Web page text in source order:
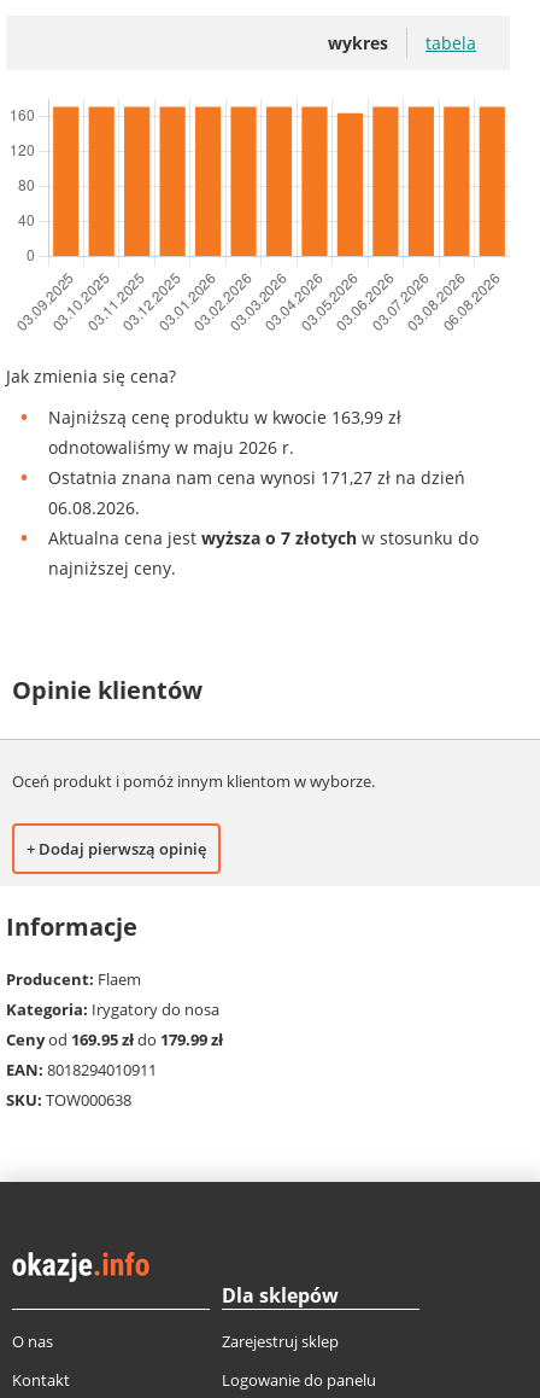
wykres tabela
Jak zmienia się cena?
Najniższą cenę produktu w kwocie 163,99 zł
odnotowaliśmy w maju 2026 r.
Ostatnia znana nam cena wynosi 171,27 zł na dzień
06.08.2026.
Aktualna cena jest wyższa o 7 złotych w stosunku do
najniższej ceny.
Opinie klientów
Oceń produkt i pomóż innym klientom w wyborze.
+ Dodaj pierwszą opinię
Informacje
Producent: Flaem
Kategoria: Irygatory do nosa
Cenyod 169.95 złdo 179.99 zł
EAN: 8018294010911
SKU: TOW000638
O nas
Kontakt
Dla sklepów
Zarejestruj sklep
Logowanie do panelu